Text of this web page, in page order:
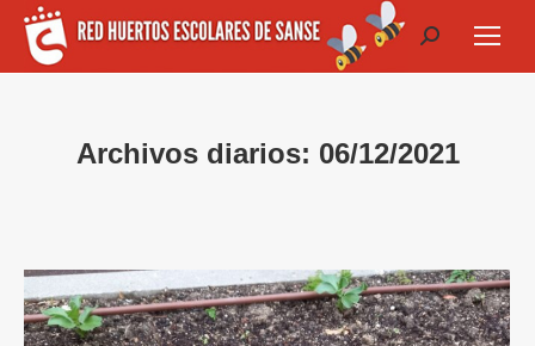
Buscar:
Archivos diarios: 06/12/2021